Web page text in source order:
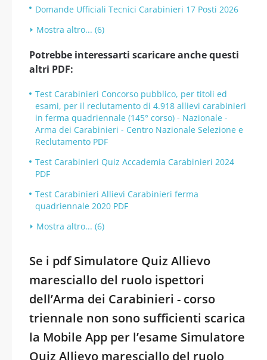
Domande Ufficiali Tecnici Carabinieri 17 Posti 2026
Mostra altro... (6)
Potrebbe interessarti scaricare anche questi
altri PDF:
Test Carabinieri Concorso pubblico, per titoli ed
esami, per il reclutamento di 4.918 allievi carabinieri
in ferma quadriennale (145° corso) - Nazionale -
Arma dei Carabinieri - Centro Nazionale Selezione e
Reclutamento PDF
Test Carabinieri Quiz Accademia Carabinieri 2024
PDF
Test Carabinieri Allievi Carabinieri ferma
quadriennale 2020 PDF
Mostra altro... (6)
Se i pdf Simulatore Quiz Allievo
maresciallo del ruolo ispettori
dell’Arma dei Carabinieri - corso
triennale non sono sufficienti scarica
la Mobile App per l’esame Simulatore
Quiz Allievo maresciallo del ruolo